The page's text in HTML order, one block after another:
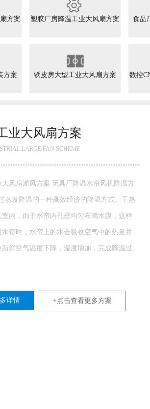
方案 塑胶厂房降温工业大风扇方案 食品
方案 铁皮房大型工业大风扇方案 数控
业大风扇方案
LARGE FAN SCHEME
玩具厂降温水帘风机降温方
蒸发降温的一种高效经济的降温方式。干热
内，由于水帘内孔壁均匀布满水膜，这样
帘时，水帘上的水会吸收空气中的热量并
鲜空气温度下降，湿度增加，完成降温过
详情 +点击查看更多方案